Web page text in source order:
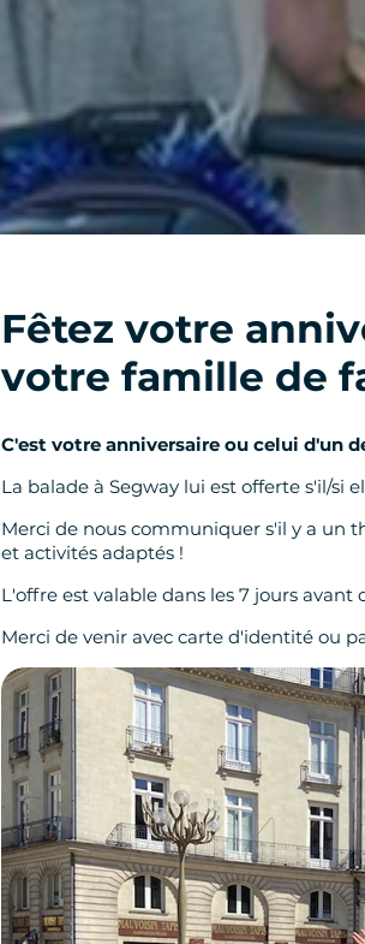
Fêtez votre
votre famille de
C'est votre anniversaire ou celui d'un
La balade à Segway lui est offerte s'il/si
Merci de nous communiquer s'il y a un
et activités adaptés !
L'offre est valable dans les 7 jours avant
Merci de venir avec carte d'identité ou